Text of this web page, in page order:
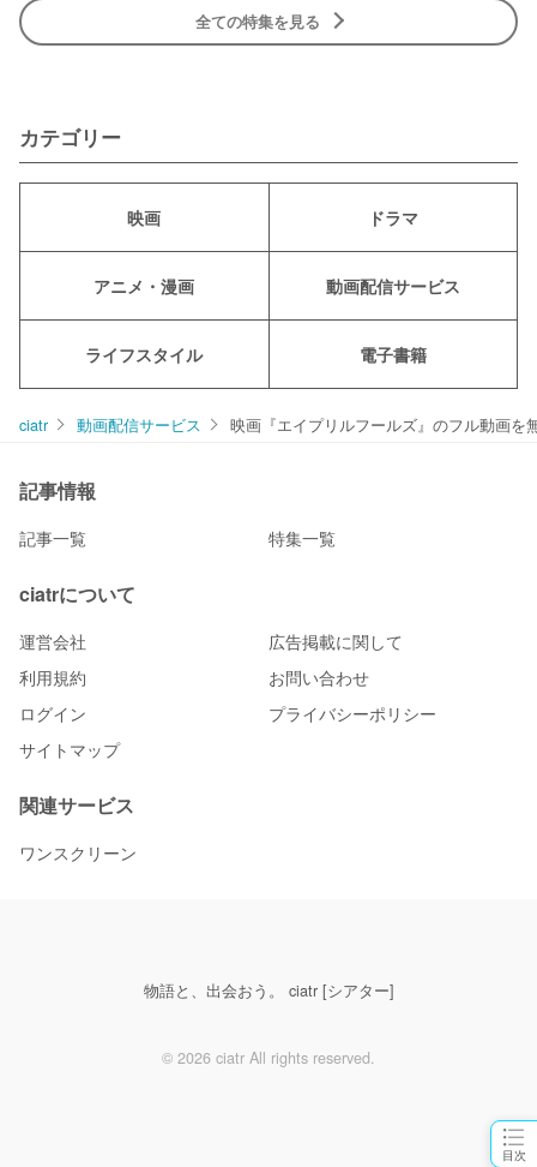
目次
全ての特集を見る
カテゴリー
映画 ドラマ
アニメ・漫画 動画配信サービス
ライフスタイル 電子書籍
ciatr 動画配信サービス 映画『エイプリルフールズ』のフル動画を
記事情報
記事一覧 特集一覧
ciatrについて
運営会社
広告掲載に関して
利用規約
お問い合わせ
ログイン
プライバシーポリシー
サイトマップ
関連サービス
ワンスクリーン
物語と、出会おう。 ciatr [シアター]
© 2026 ciatr All rights reserved.